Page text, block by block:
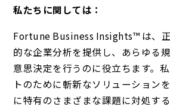
私たちに関しては：
Fortune Business Insights™ は、
的な企業分析を提供し、あらゆる
意思決定を行うのに役立ちます。
トのために斬新なソリューション
に特有のさまざまな課題に対処す